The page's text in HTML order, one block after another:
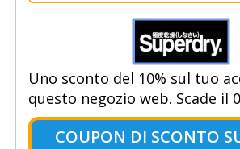
Uno sconto del 10% sul tuo
questo negozio web. Scade il
COUPON DI SCONTO